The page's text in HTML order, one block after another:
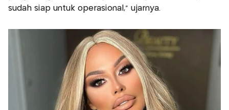
sudah siap untuk operasional,” ujarnya.